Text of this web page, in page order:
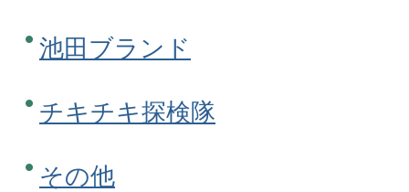
池田ブランド
チキチキ探検隊
その他